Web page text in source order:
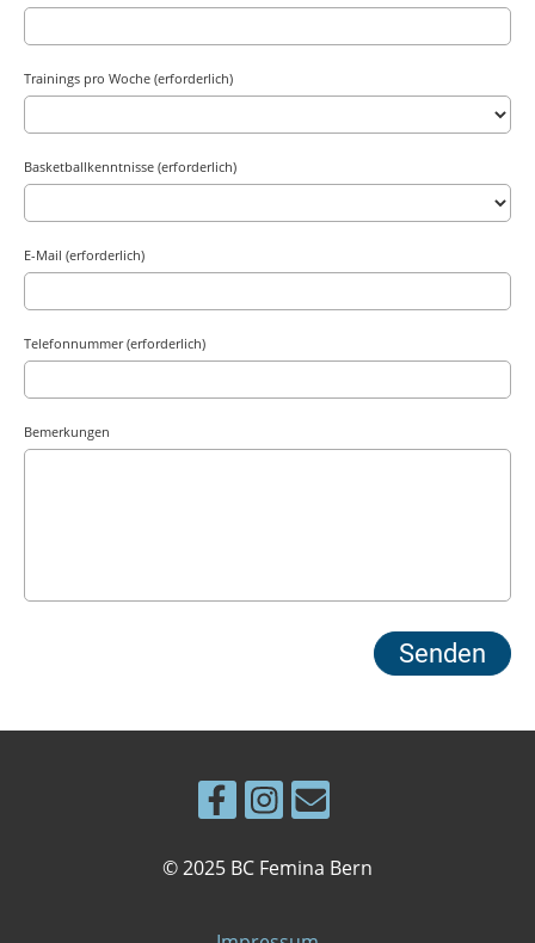
Trainings pro Woche (erforderlich)
Basketballkenntnisse (erforderlich)
E-Mail (erforderlich)
Telefonnummer (erforderlich)
Bemerkungen
© 2025 BC Femina Bern